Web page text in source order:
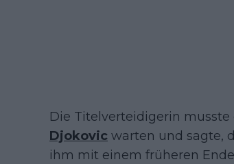
Die Titelverteidigerin musste
Djokovic warten und sagte,
ihm mit einem früheren